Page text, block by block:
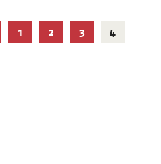
1 2 3 4Aktuelle
Seite